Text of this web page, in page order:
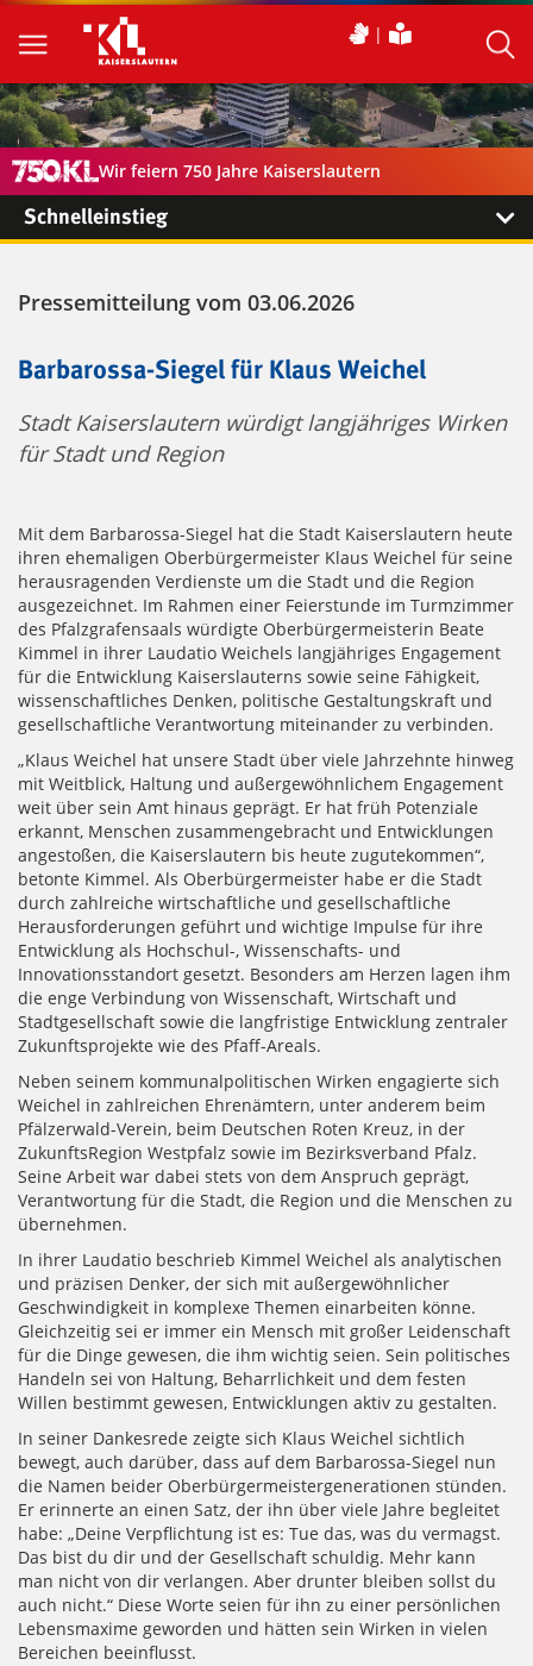
Wir feiern 750 Jahre Kaiserslautern
Schnelleinstieg
Pressemitteilung vom 03.06.2026
Barbarossa-Siegel für Klaus Weichel
Stadt Kaiserslautern würdigt langjähriges Wirken
für Stadt und Region
Mit dem Barbarossa-Siegel hat die Stadt Kaiserslautern heute
ihren ehemaligen Oberbürgermeister Klaus Weichel für seine
herausragenden Verdienste um die Stadt und die Region
ausgezeichnet. Im Rahmen einer Feierstunde im Turmzimmer
des Pfalzgrafensaals würdigte Oberbürgermeisterin Beate
Kimmel in ihrer Laudatio Weichels langjähriges Engagement
für die Entwicklung Kaiserslauterns sowie seine Fähigkeit,
wissenschaftliches Denken, politische Gestaltungskraft und
gesellschaftliche Verantwortung miteinander zu verbinden.
„Klaus Weichel hat unsere Stadt über viele Jahrzehnte hinweg
mit Weitblick, Haltung und außergewöhnlichem Engagement
weit über sein Amt hinaus geprägt. Er hat früh Potenziale
erkannt, Menschen zusammengebracht und Entwicklungen
angestoßen, die Kaiserslautern bis heute zugutekommen“,
betonte Kimmel. Als Oberbürgermeister habe er die Stadt
durch zahlreiche wirtschaftliche und gesellschaftliche
Herausforderungen geführt und wichtige Impulse für ihre
Entwicklung als Hochschul-, Wissenschafts- und
Innovationsstandort gesetzt. Besonders am Herzen lagen ihm
die enge Verbindung von Wissenschaft, Wirtschaft und
Stadtgesellschaft sowie die langfristige Entwicklung zentraler
Zukunftsprojekte wie des Pfaff-Areals.
Neben seinem kommunalpolitischen Wirken engagierte sich
Weichel in zahlreichen Ehrenämtern, unter anderem beim
Pfälzerwald-Verein, beim Deutschen Roten Kreuz, in der
ZukunftsRegion Westpfalz sowie im Bezirksverband Pfalz.
Seine Arbeit war dabei stets von dem Anspruch geprägt,
Verantwortung für die Stadt, die Region und die Menschen zu
übernehmen.
In ihrer Laudatio beschrieb Kimmel Weichel als analytischen
und präzisen Denker, der sich mit außergewöhnlicher
Geschwindigkeit in komplexe Themen einarbeiten könne.
Gleichzeitig sei er immer ein Mensch mit großer Leidenschaft
für die Dinge gewesen, die ihm wichtig seien. Sein politisches
Handeln sei von Haltung, Beharrlichkeit und dem festen
Willen bestimmt gewesen, Entwicklungen aktiv zu gestalten.
In seiner Dankesrede zeigte sich Klaus Weichel sichtlich
bewegt, auch darüber, dass auf dem Barbarossa-Siegel nun
die Namen beider Oberbürgermeistergenerationen stünden.
Er erinnerte an einen Satz, der ihn über viele Jahre begleitet
habe: „Deine Verpflichtung ist es: Tue das, was du vermagst.
Das bist du dir und der Gesellschaft schuldig. Mehr kann
man nicht von dir verlangen. Aber drunter bleiben sollst du
auch nicht.“ Diese Worte seien für ihn zu einer persönlichen
Lebensmaxime geworden und hätten sein Wirken in vielen
Bereichen beeinflusst.